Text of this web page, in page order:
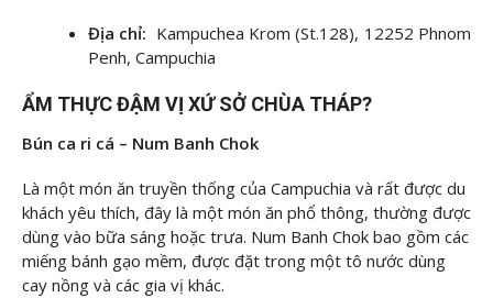
Địa chỉ: Kampuchea Krom (St.128), 12252 Phnom
Penh, Campuchia
ẨM THỰC ĐẬM VỊ XỨ SỞ CHÙA THÁP?
Bún ca ri cá – Num Banh Chok
Là một món ăn truyền thống của Campuchia và rất được du
khách yêu thích, đây là một món ăn phổ thông, thường được
dùng vào bữa sáng hoặc trưa. Num Banh Chok bao gồm các
miếng bánh gạo mềm, được đặt trong một tô nước dùng
cay nồng và các gia vị khác.